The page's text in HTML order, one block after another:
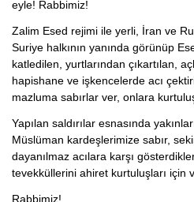
eyle! Rabbimiz!
Zalim Esed rejimi ile yerli, İran ve
Suriye halkının yanında görünüp
katledilen, yurtlarından çıkartılan,
hapishane ve işkencelerde acı
mazluma sabırlar ver, onlara
Yapılan saldırılar esnasında
Müslüman kardeşlerimize sabır,
dayanılmaz acılara karşı
tevekküllerini ahiret kurtuluşları için
Rabbimiz!